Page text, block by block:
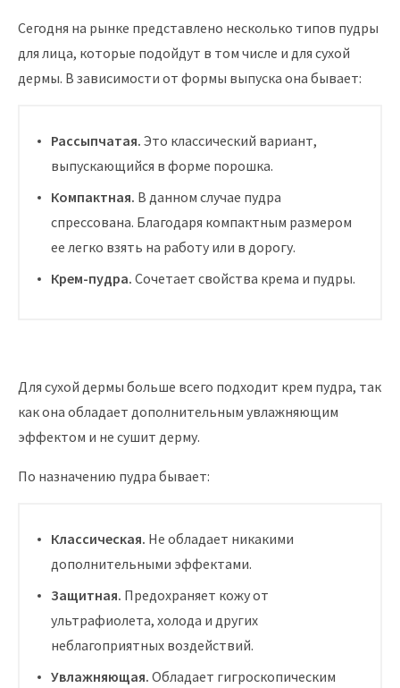
Сегодня на рынке представлено несколько типов пудры
для лица, которые подойдут в том числе и для сухой
дермы. В зависимости от формы выпуска она бывает:
Рассыпчатая. Это классический вариант,
выпускающийся в форме порошка.
Компактная. В данном случае пудра
спрессована. Благодаря компактным размером
ее легко взять на работу или в дорогу.
Крем-пудра. Сочетает свойства крема и пудры.
Для сухой дермы больше всего подходит крем пудра, так
как она обладает дополнительным увлажняющим
эффектом и не сушит дерму.
По назначению пудра бывает:
Классическая. Не обладает никакими
дополнительными эффектами.
Защитная. Предохраняет кожу от
ультрафиолета, холода и других
неблагоприятных воздействий.
Увлажняющая. Обладает гигроскопическим